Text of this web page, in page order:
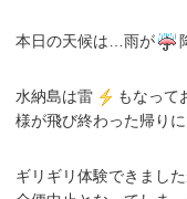
本日の天候は…雨が
水納島は雷
もなって
様が飛び終わった帰り
ギリギリ体験できまし